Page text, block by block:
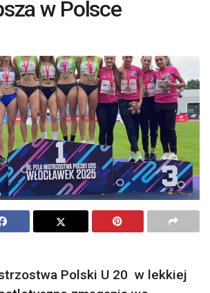
w Polsce
Polski U 20 w lekkiej